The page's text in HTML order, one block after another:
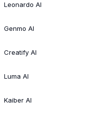
Leonardo AI
Genmo AI
Creatify AI
Luma AI
Kaiber AI